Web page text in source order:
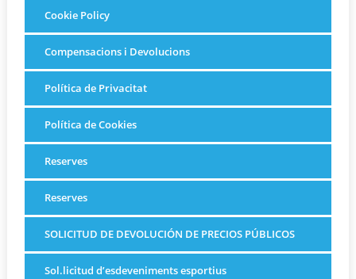
Cookie Policy
Compensacions i Devolucions
Política de Privacitat
Política de Cookies
Reserves
Reserves
SOLICITUD DE DEVOLUCIÓN DE PRECIOS PÚBLICOS
Sol.licitud d’esdeveniments esportius